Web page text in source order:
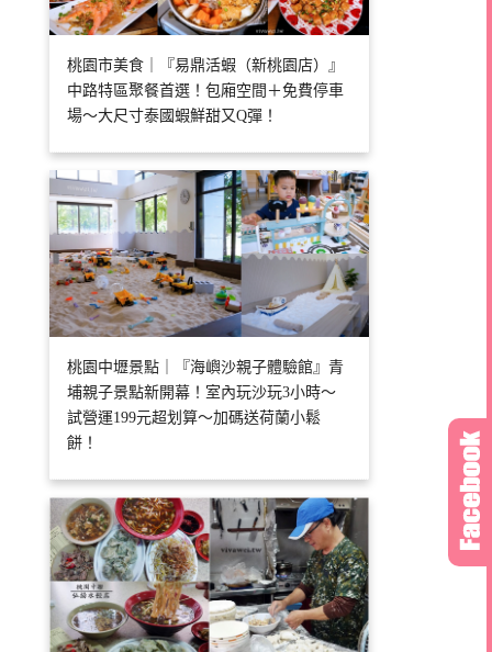
桃園市美食｜『易鼎活蝦（新桃園店）』
中路特區聚餐首選！包廂空間＋免費停車
場～大尺寸泰國蝦鮮甜又Q彈！
桃園中壢景點｜『海嶼沙親子體驗館』青
埔親子景點新開幕！室內玩沙玩3小時～
試營運199元超划算～加碼送荷蘭小鬆
餅！